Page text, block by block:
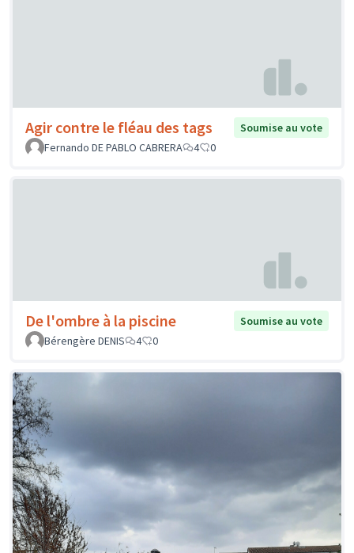
Agir contre le fléau des tags
Soumise au vote
Fernando DE PABLO CABRERA
4 0
De l'ombre à la piscine
Soumise au vote
Bérengère DENIS
4 0